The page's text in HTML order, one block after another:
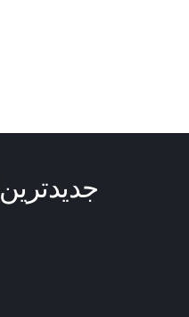
جدیدترین